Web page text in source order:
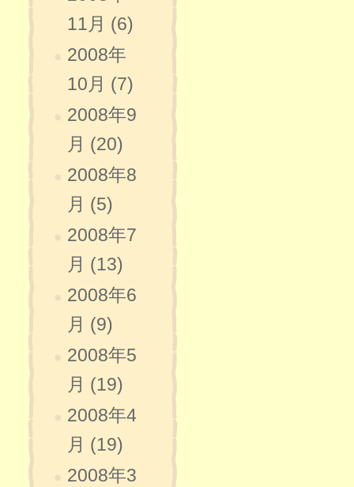
11月 (6)
2008年
10月 (7)
2008年9
月 (20)
2008年8
月 (5)
2008年7
月 (13)
2008年6
月 (9)
2008年5
月 (19)
2008年4
月 (19)
2008年3